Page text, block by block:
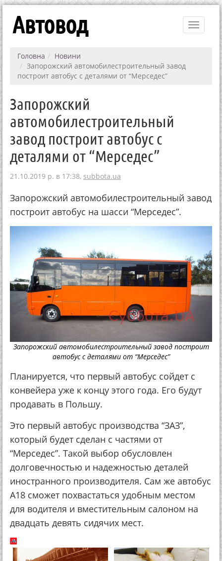
Toggle
Автовод
Головна
Новини
Запорожский автомобилестроительный завод
построит автобус с деталями от “Мерседес”
Запорожский
автомобилестроительный
завод построит автобус с
деталями от “Мерседес”
21.10.2019 р. в 17:38, subbota.ua
Запорожский автомобилестроительный завод
построит автобус на шасси “Мерседес”.
Запорожский автомобилестроительный завод построит
автобус с деталями от “Мерседес”
Планируется, что первый автобус сойдет с
конвейера уже к концу этого года. Его будут
продавать в Польшу.
Это первый автобус производства “ЗАЗ”,
который будет сделан с частями от
“Мерседес”. Такой выбор обусловлен
долговечностью и надежностью деталей
иностранного производителя. Сам же автобус
А18 сможет похвастаться удобным местом
для водителя и вместительным салоном на
двадцать девять сидячих мест.